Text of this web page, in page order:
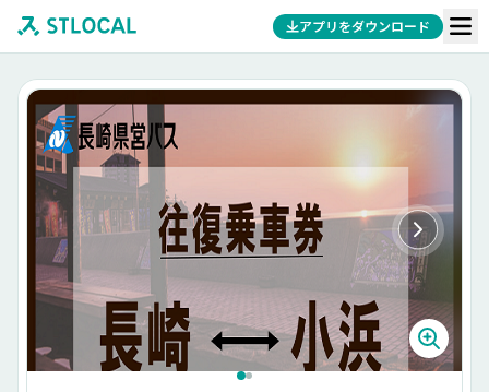
アプリをダウンロード